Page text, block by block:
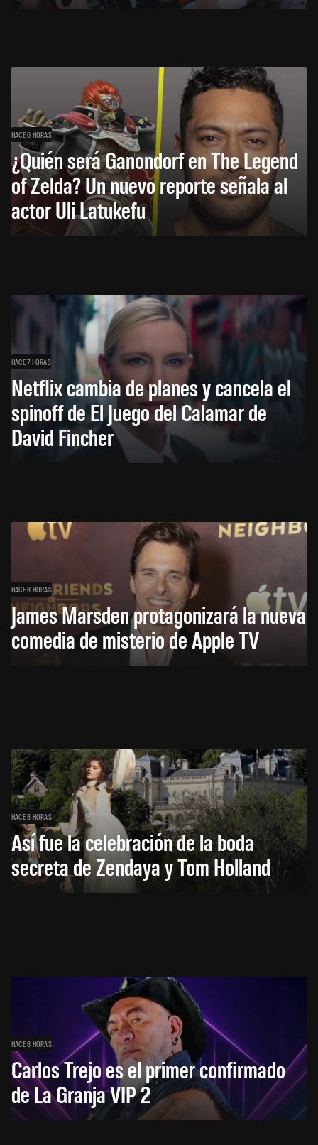
HACE 6 HORAS
¿Quién será Ganondorf en The Legend
of Zelda? Un nuevo reporte señala al
actor Uli Latukefu
HACE 7 HORAS
Netflix cambia de planes y cancela el
spinoff de El Juego del Calamar de
David Fincher
HACE 8 HORAS
James Marsden protagonizará la nueva
comedia de misterio de Apple TV
HACE 8 HORAS
Así fue la celebración de la boda
secreta de Zendaya y Tom Holland
HACE 8 HORAS
Carlos Trejo es el primer confirmado
de La Granja VIP 2